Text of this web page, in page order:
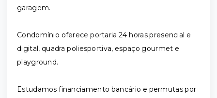
garagem.
Condomínio oferece portaria 24 horas presencial e
digital, quadra poliesportiva, espaço gourmet e
playground.
Estudamos financiamento bancário e permutas por